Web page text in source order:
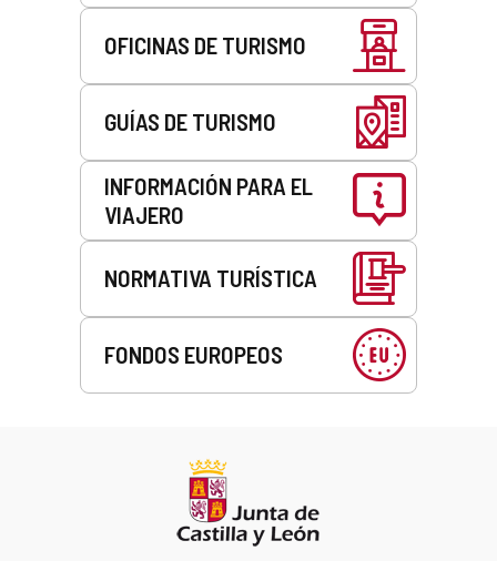
OFICINAS DE TURISMO
GUÍAS DE TURISMO
INFORMACIÓN PARA EL
VIAJERO
NORMATIVA TURÍSTICA
FONDOS EUROPEOS